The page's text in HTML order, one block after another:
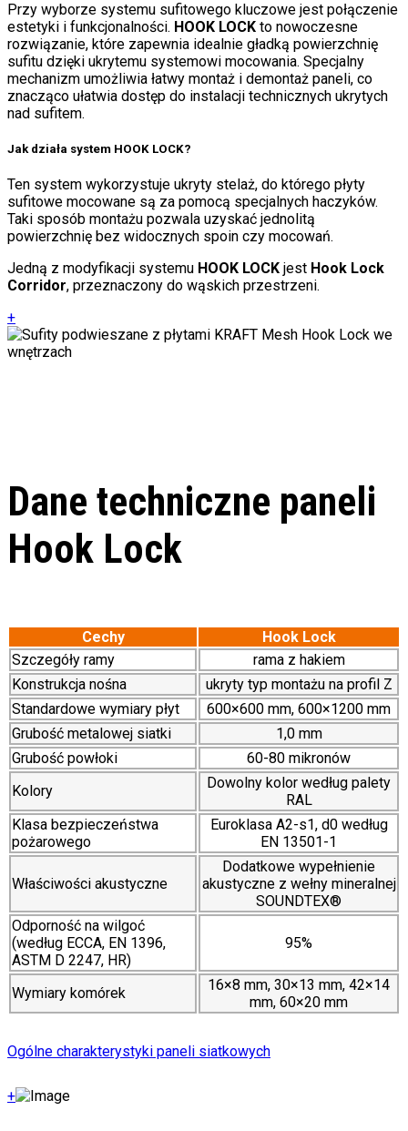
Przy wyborze systemu sufitowego kluczowe jest połączenie
estetyki i funkcjonalności. HOOK LOCK to nowoczesne
rozwiązanie, które zapewnia idealnie gładką powierzchnię
sufitu dzięki ukrytemu systemowi mocowania. Specjalny
mechanizm umożliwia łatwy montaż i demontaż paneli, co
znacząco ułatwia dostęp do instalacji technicznych ukrytych
nad sufitem.
Jak działa system HOOK LOCK?
Ten system wykorzystuje ukryty stelaż, do którego płyty
sufitowe mocowane są za pomocą specjalnych haczyków.
Taki sposób montażu pozwala uzyskać jednolitą
powierzchnię bez widocznych spoin czy mocowań.
Jedną z modyfikacji systemu HOOK LOCK jest Hook Lock
Corridor, przeznaczony do wąskich przestrzeni.
+
Dane techniczne paneli
Hook Lock
Cechy
Hook Lock
Szczegóły ramy
rama z hakiem
Konstrukcja nośna
ukryty typ montażu na profil Z
Standardowe wymiary płyt
600×600 mm, 600×1200 mm
Grubość metalowej siatki
1,0 mm
Grubość powłoki
60-80 mikronów
Kolory
Dowolny kolor według palety
RAL
Klasa bezpieczeństwa
pożarowego
Euroklasa A2-s1, d0 według
EN 13501-1
Właściwości akustyczne
Dodatkowe wypełnienie
akustyczne z wełny mineralnej
SOUNDTEX®
Odporność na wilgoć
(według ECCA, EN 1396,
ASTM D 2247, HR)
95%
Wymiary komórek
16×8 mm, 30×13 mm, 42×14
mm, 60×20 mm
Ogólne charakterystyki paneli siatkowych
+